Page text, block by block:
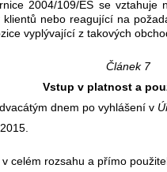
2004/109/ES se vztahuje
nebo reagující na
vyplývající z takových
Článek 7
Vstup v platnost a
dnem po vyhlášení v
celém rozsahu a přímo